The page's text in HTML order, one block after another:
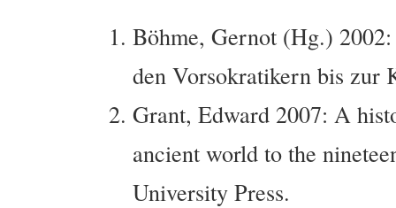
Böhme, Gernot (Hg.)
den Vorsokratikern bis zur
Grant, Edward 2007: A
ancient world to the
University Press.